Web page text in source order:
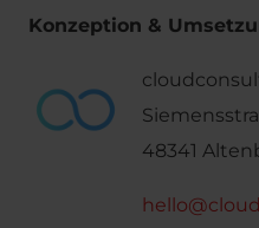
Konzeption &
48341